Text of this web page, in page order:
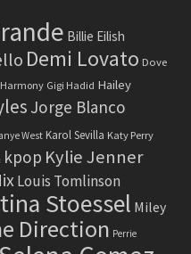
Billie Eilish
Demi Lovato Dove
Gigi Hadid Hailey
Jorge Blanco
West Karol Sevilla Katy Perry
kpop Kylie Jenner
Louis Tomlinson
Stoessel Miley
Direction Perrie